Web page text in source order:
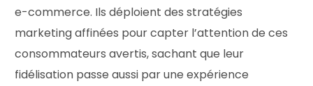
e-commerce. Ils déploient des stratégies
marketing affinées pour capter l’attention de ces
consommateurs avertis, sachant que leur
fidélisation passe aussi par une expérience